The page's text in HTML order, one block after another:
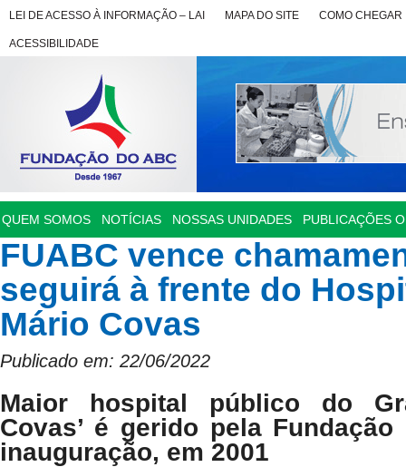
LEI DE ACESSO À INFORMAÇÃO – LAI MAPA DO SITE COMO CHEGAR
ACESSIBILIDADE
QUEM SOMOS NOTÍCIAS NOSSAS UNIDADES PUBLICAÇÕES
FUABC vence
seguirá à frente do
Mário Covas
Publicado em: 22/06/2022
Maior hospital público do
Covas’ é gerido pela
inauguração, em 2001